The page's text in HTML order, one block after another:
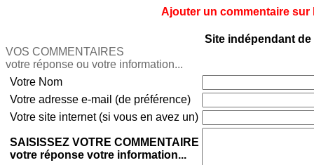
Ajouter un commentaire sur
Site indépendant de
VOS COMMENTAIRES
votre réponse ou votre information...
Votre Nom
Votre adresse e-mail (de préférence)
Votre site internet (si vous en avez un)
SAISISSEZ VOTRE COMMENTAIRE
votre réponse votre information...